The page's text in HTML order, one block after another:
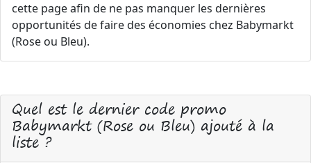
cette page afin de ne pas manquer les dernières
opportunités de faire des économies chez Babymarkt
(Rose ou Bleu).
Quel est le dernier code promo
Babymarkt (Rose ou Bleu) ajouté à la
liste ?